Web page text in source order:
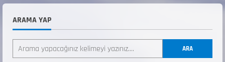
ARAMA YAP
ARA
ŞAMPİYONASI
22 Temmuz 2026